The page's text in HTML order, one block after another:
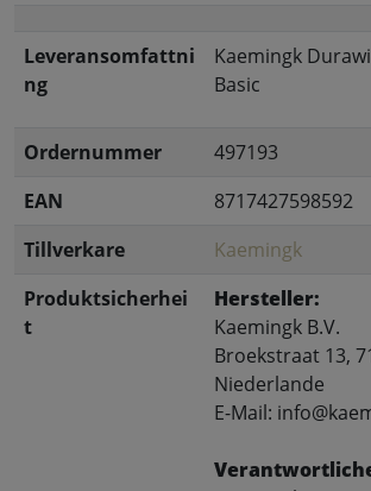
Leveransomfattni
ng
Kaemingk
Basic
Ordernummer
497193
EAN
8717427598592
Tillverkare
Kaemingk
Produktsicherhei
t
Hersteller:
Kaemingk B.V.
Broekstraat 13,
Niederlande
E-Mail: